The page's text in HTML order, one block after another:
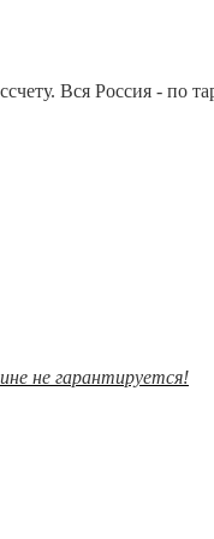
Вся Россия - по
не гарантируется!